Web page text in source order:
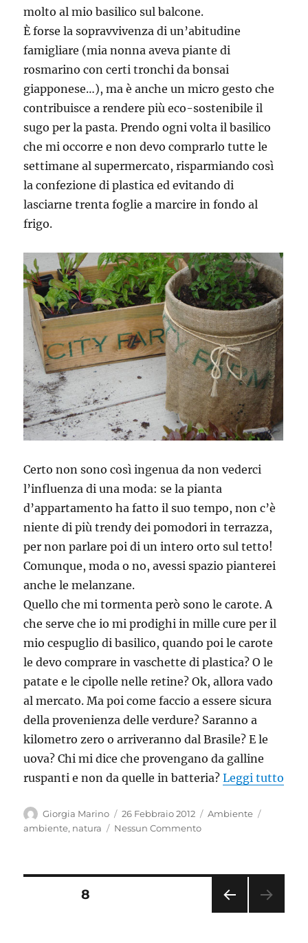
molto al mio basilico sul balcone.
È forse la sopravvivenza di un’abitudine
famigliare (mia nonna aveva piante di
rosmarino con certi tronchi da bonsai
giapponese…), ma è anche un micro gesto che
contribuisce a rendere più eco-sostenibile il
sugo per la pasta. Prendo ogni volta il basilico
che mi occorre e non devo comprarlo tutte le
settimane al supermercato, risparmiando così
la confezione di plastica ed evitando di
lasciarne trenta foglie a marcire in fondo al
frigo.
Certo non sono così ingenua da non vederci
l’influenza di una moda: se la pianta
d’appartamento ha fatto il suo tempo, non c’è
niente di più trendy dei pomodori in terrazza,
per non parlare poi di un intero orto sul tetto!
Comunque, moda o no, avessi spazio pianterei
anche le melanzane.
Quello che mi tormenta però sono le carote. A
che serve che io mi prodighi in mille cure per il
mio cespuglio di basilico, quando poi le carote
le devo comprare in vaschette di plastica? O le
patate e le cipolle nelle retine? Ok, allora vado
al mercato. Ma poi come faccio a essere sicura
della provenienza delle verdure? Saranno a
kilometro zero o arriveranno dal Brasile? E le
uova? Chi mi dice che provengano da galline
ruspanti e non da quelle in batteria?Leggi tutto
Autore
Giorgia Marino
Pubblicato
il
26 Febbraio 2012 Categorie
Ambiente
ambiente, natura Nessun Commento
Paginazione
PAGINA8